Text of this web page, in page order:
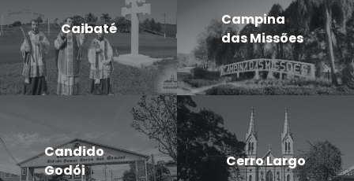
Caibaté
Campina
das Missões
Candido
Godói
Cerro Largo